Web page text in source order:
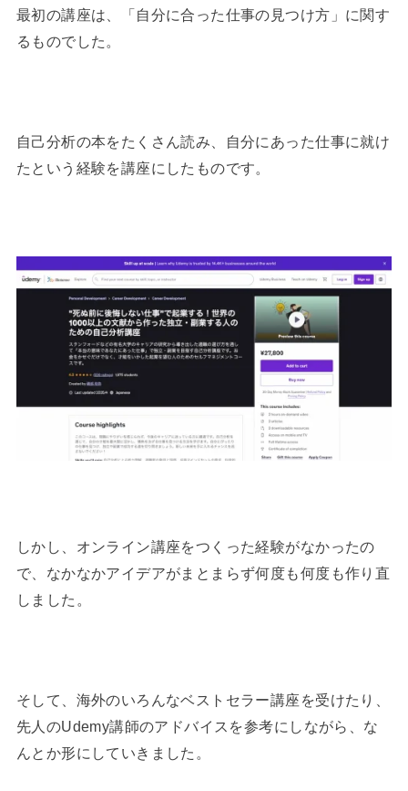
最初の講座は、「自分に合った仕事の見つけ方」に関す
るものでした。
自己分析の本をたくさん読み、自分にあった仕事に就け
たという経験を講座にしたものです。
しかし、オンライン講座をつくった経験がなかったの
で、なかなかアイデアがまとまらず何度も何度も作り直
しました。
そして、海外のいろんなベストセラー講座を受けたり、
先人のUdemy講師のアドバイスを参考にしながら、な
んとか形にしていきました。